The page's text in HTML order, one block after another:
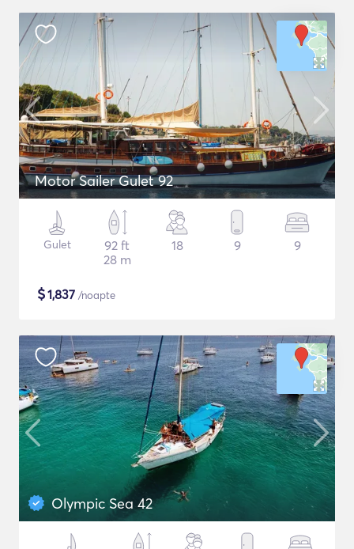
Motor Sailer Gulet 92
Gulet
92 ft
28 m
18 9 9
$1,837 /noapte
Olympic Sea 42